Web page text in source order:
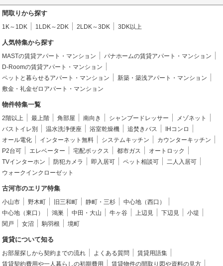
間取りから探す
1K～1DK 1LDK～2DK 2LDK～3DK 3DK以上
人気特集から探す
MASTの賃貸アパート・マンション
パナホームの賃貸アパート・マンション
D-Roomの賃貸アパート・マンション
ペットと暮らせるアパート・マンション
新築・築浅アパート・マンション
敷金・礼金ゼロアパート・マンション
物件特集一覧
2階以上 最上階 角部屋 南向き シャンプードレッサー
メゾネット
バストイレ別
温水洗浄便座 浴室乾燥機 追焚きバス
IHコンロ
オール電化
インターネット無料 システムキッチン
カウンターキッチン
P2台可
エレベーター 宅配ボックス 都市ガス
オートロック
TVインターホン
防犯カメラ 即入居可 ペット相談可
二人入居可
ウォークインクローゼット
古河市のエリア特集
小山市 野木町 旧三和町 静町・三杉
中心地（西口）
中心地（東口）
鴻巣 中田・大山 牛ヶ谷 上辺見 下辺見
小堤
関戸
女沼 駒羽根 境町
賃貸について知る
お部屋探しから契約までの流れ よくある質問
賃貸用語集
賃貸契約費用や一人暮らしの初期費用
賃貸物件の間取り図や資料の見方